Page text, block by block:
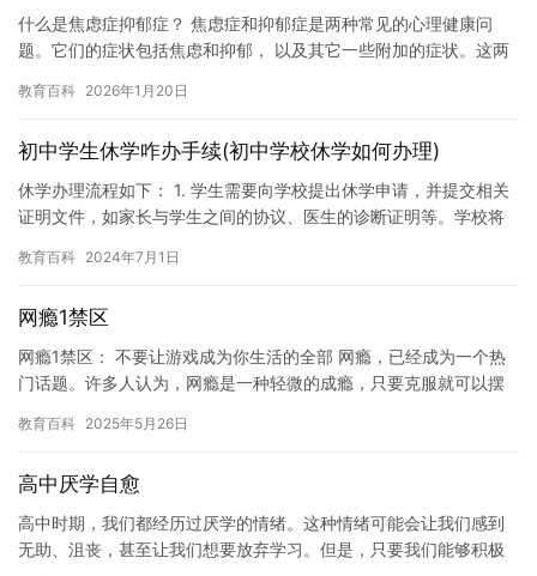
什么是焦虑症抑郁症？ 焦虑症和抑郁症是两种常见的心理健康问
题。它们的症状包括焦虑和抑郁， 以及其它一些附加的症状。这两
疗。…
教育百科 2026年1月20日
初中学生休学咋办手续(初中学校休学如何办理)
休学办理流程如下： 1. 学生需要向学校提出休学申请，并提交相关
证明文件，如家长与学生之间的协议、医生的诊断证明等。学校将
教育百科 2024年7月1日
网瘾1禁区
网瘾1禁区： 不要让游戏成为你生活的全部 网瘾，已经成为一个热
门话题。许多人认为，网瘾是一种轻微的成瘾，只要克服就可以摆
你…
教育百科 2025年5月26日
高中厌学自愈
高中时期，我们都经历过厌学的情绪。这种情绪可能会让我们感到
无助、沮丧，甚至让我们想要放弃学习。但是，只要我们能够积极